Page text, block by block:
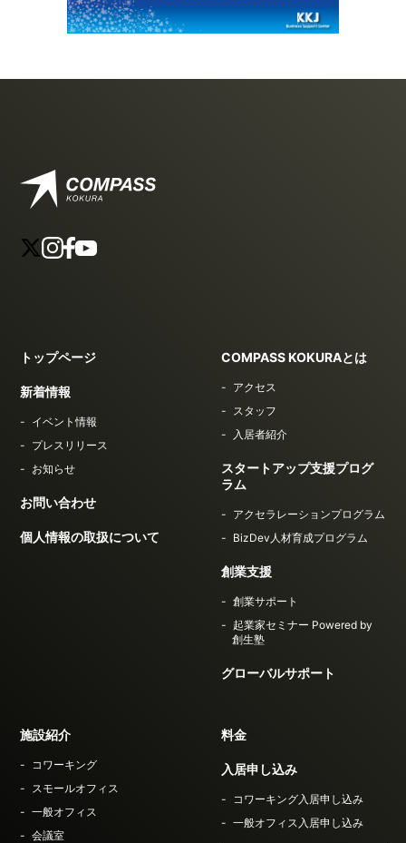
トップページ
新着情報
イベント情報
プレスリリース
お知らせ
お問い合わせ
個人情報の取扱について
COMPASS KOKURAとは
アクセス
スタッフ
入居者紹介
スタートアップ支援プログ
ラム
アクセラレーションプログラム
BizDev人材育成プログラム
創業支援
創業サポート
起業家セミナー Powered by
創生塾
グローバルサポート
施設紹介
コワーキング
スモールオフィス
一般オフィス
会議室
料金
入居申し込み
コワーキング入居申し込み
一般オフィス入居申し込み